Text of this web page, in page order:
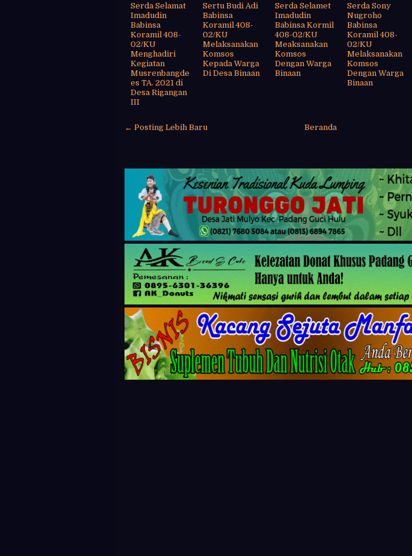
Serda Selamat
Imadudin
Babinsa
Koramil 408-
02/KU
Menghadiri
Kegiatan
Musrenbangde
es TA. 2021 di
Desa Rigangan
III
Sertu Budi Adi
Babinsa
Koramil 408-
02/KU
Melaksanakan
Komsos
Kepada Warga
Di Desa Binaan
Serda Selamet
Imadudin
Babinsa Kormil
408-02/KU
Meaksanakan
Komsos
Dengan Warga
Binaan
Serda Sony
Nugroho
Babinsa
Koramil 408-
02/KU
Melaksanakan
Komsos
Dengan Warga
Binaan
← Posting Lebih Baru Beranda